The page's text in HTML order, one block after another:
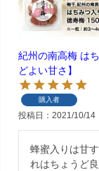
紀州の南高梅 は
どよい甘さ】
購入者
投稿日 2021/10/14
蜂蜜入りは甘
れはちょうど